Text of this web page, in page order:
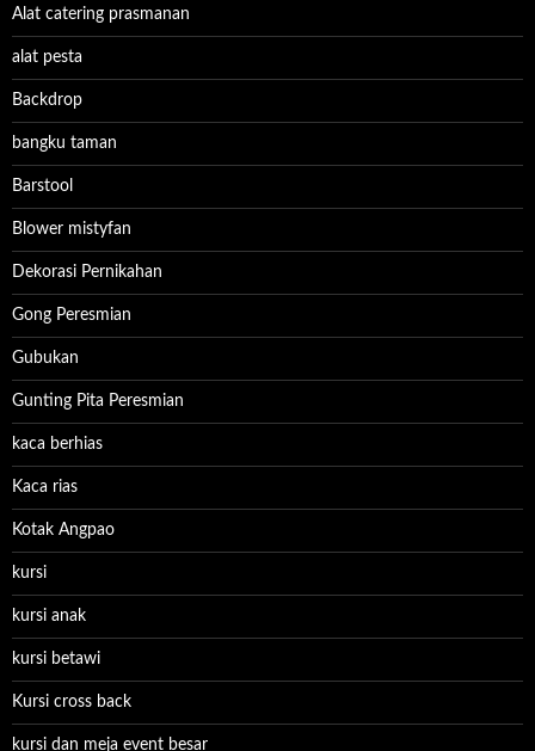
Alat catering prasmanan
alat pesta
Backdrop
bangku taman
Barstool
Blower mistyfan
Dekorasi Pernikahan
Gong Peresmian
Gubukan
Gunting Pita Peresmian
kaca berhias
Kaca rias
Kotak Angpao
kursi
kursi anak
kursi betawi
Kursi cross back
kursi dan meja event besar